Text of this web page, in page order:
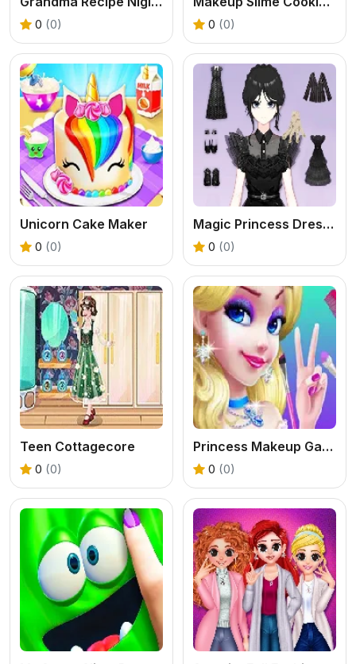
0 (0) 0 (0)
Unicorn Cake Maker
0 (0)
Magic Princess Dressup
0 (0)
Teen Cottagecore
0 (0)
Princess Makeup Game
0 (0)